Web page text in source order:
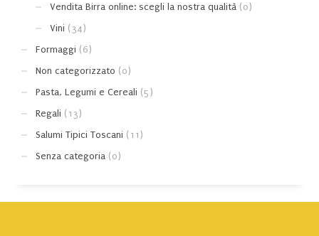
Vendita Birra online: scegli la nostra qualità (0)
Vini (34)
Formaggi (6)
Non categorizzato (0)
Pasta, Legumi e Cereali (5)
Regali (13)
Salumi Tipici Toscani (11)
Senza categoria (0)